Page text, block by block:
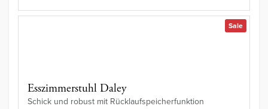
Sale
Esszimmerstuhl Daley
Schick und robust mit Rücklaufspeicherfunktion